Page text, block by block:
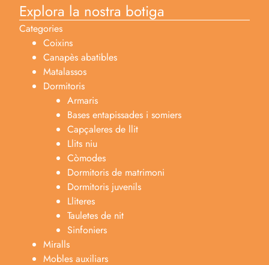
Explora la nostra botiga
Categories
Coixins
Canapès abatibles
Matalassos
Dormitoris
Armaris
Bases entapissades i somiers
Capçaleres de llit
Llits niu
Còmodes
Dormitoris de matrimoni
Dormitoris juvenils
Lliteres
Tauletes de nit
Sinfoniers
Miralls
Mobles auxiliars